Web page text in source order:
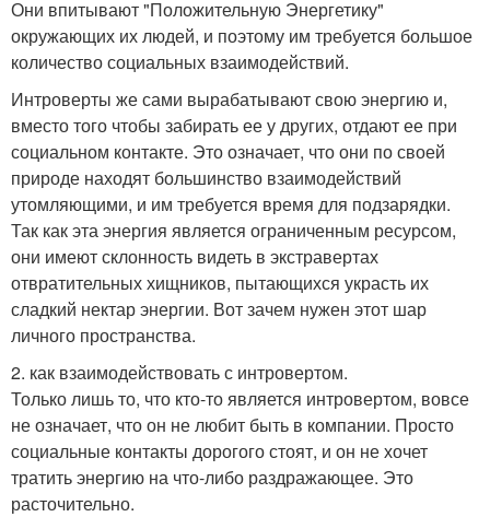
Они впитывают "Положительную Энергетику"
окружающих их людей, и поэтому им требуется большое
количество социальных взаимодействий.
Интроверты же сами вырабатывают свою энергию и,
вместо того чтобы забирать ее у других, отдают ее при
социальном контакте. Это означает, что они по своей
природе находят большинство взаимодействий
утомляющими, и им требуется время для подзарядки.
Так как эта энергия является ограниченным ресурсом,
они имеют склонность видеть в экстравертах
отвратительных хищников, пытающихся украсть их
сладкий нектар энергии. Вот зачем нужен этот шар
личного пространства.
2. как взаимодействовать с интровертом.
Только лишь то, что кто-то является интровертом, вовсе
не означает, что он не любит быть в компании. Просто
социальные контакты дорогого стоят, и он не хочет
тратить энергию на что-либо раздражающее. Это
расточительно.